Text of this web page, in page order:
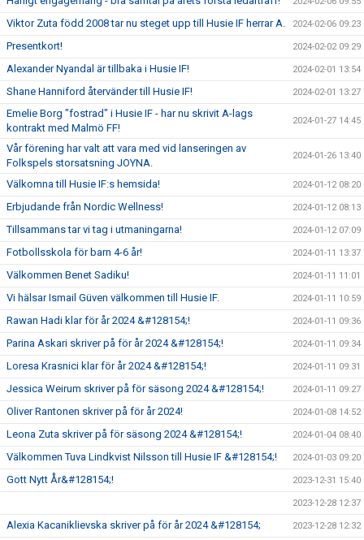
Viktor Zuta född 2008 tar nu steget upp till Husie IF herrar A. 2024-02-06 09:23
Presentkort! 2024-02-02 09:29
Alexander Nyandal är tillbaka i Husie IF! 2024-02-01 13:54
Shane Hanniford återvänder till Husie IF! 2024-02-01 13:27
Emelie Borg "fostrad" i Husie IF - har nu skrivit A-lags
kontrakt med Malmö FF!
2024-01-27 14:45
Vår förening har valt att vara med vid lanseringen av
Folkspels storsatsning JOYNA.
2024-01-26 13:40
Välkomna till Husie IF:s hemsida! 2024-01-12 08:20
Erbjudande från Nordic Wellness! 2024-01-12 08:13
Tillsammans tar vi tag i utmaningarna! 2024-01-12 07:09
Fotbollsskola för barn 4-6 år! 2024-01-11 13:37
Välkommen Benet Sadiku! 2024-01-11 11:01
Vi hälsar Ismail Güven välkommen till Husie IF. 2024-01-11 10:59
Rawan Hadi klar för år 2024 &#128154;! 2024-01-11 09:36
Parina Askari skriver på för år 2024 &#128154;! 2024-01-11 09:34
Loresa Krasnici klar för år 2024 &#128154;! 2024-01-11 09:31
Jessica Weirum skriver på för säsong 2024 &#128154;! 2024-01-11 09:27
Oliver Rantonen skriver på för år 2024! 2024-01-08 14:52
Leona Zuta skriver på för säsong 2024 &#128154;! 2024-01-04 08:40
Välkommen Tuva Lindkvist Nilsson till Husie IF &#128154;! 2024-01-03 09:20
Gott Nytt År&#128154;! 2023-12-31 15:40
2023-12-28 12:37
Alexia Kacaniklievska skriver på för år 2024 &#128154; 2023-12-28 12:32